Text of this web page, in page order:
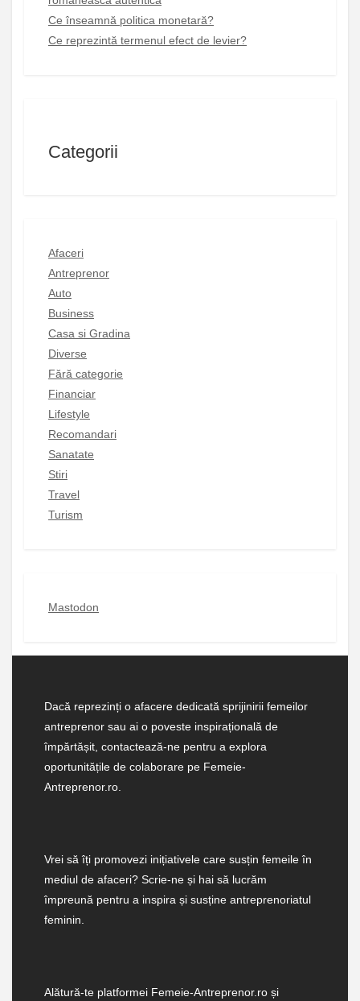
Ce înseamnă politica monetară?
Ce reprezintă termenul efect de levier?
Categorii
Afaceri
Antreprenor
Auto
Business
Casa si Gradina
Diverse
Fără categorie
Financiar
Lifestyle
Recomandari
Sanatate
Stiri
Travel
Turism
Mastodon
Dacă reprezinți o afacere dedicată sprijinirii femeilor
antreprenor sau ai o poveste inspirațională de
împărtășit, contactează-ne pentru a explora
oportunitățile de colaborare pe Femeie-
Antreprenor.ro.
Vrei să îți promovezi inițiativele care susțin femeile în
mediul de afaceri? Scrie-ne și hai să lucrăm
împreună pentru a inspira și susține antreprenoriatul
feminin.
Alătură-te platformei Femeie-Antreprenor.ro și